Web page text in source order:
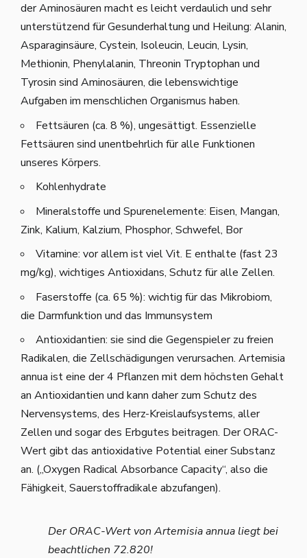
der Aminosäuren macht es leicht verdaulich und sehr
unterstützend für Gesunderhaltung und Heilung: Alanin,
Asparaginsäure, Cystein, Isoleucin, Leucin, Lysin,
Methionin, Phenylalanin, Threonin Tryptophan und
Tyrosin sind Aminosäuren, die lebenswichtige
Aufgaben im menschlichen Organismus haben.
Fettsäuren (ca. 8 %), ungesättigt. Essenzielle
Fettsäuren sind unentbehrlich für alle Funktionen
unseres Körpers.
Kohlenhydrate
Mineralstoffe und Spurenelemente: Eisen, Mangan,
Zink, Kalium, Kalzium, Phosphor, Schwefel, Bor
Vitamine: vor allem ist viel Vit. E enthalte (fast 23
mg/kg), wichtiges Antioxidans, Schutz für alle Zellen.
Faserstoffe (ca. 65 %): wichtig für das Mikrobiom,
die Darmfunktion und das Immunsystem
Antioxidantien: sie sind die Gegenspieler zu freien
Radikalen, die Zellschädigungen verursachen. Artemisia
annua ist eine der 4 Pflanzen mit dem höchsten Gehalt
an Antioxidantien und kann daher zum Schutz des
Nervensystems, des Herz-Kreislaufsystems, aller
Zellen und sogar des Erbgutes beitragen. Der ORAC-
Wert gibt das antioxidative Potential einer Substanz
an. („Oxygen Radical Absorbance Capacity“, also die
Fähigkeit, Sauerstoffradikale abzufangen).
Der ORAC-Wert von Artemisia annua liegt bei
beachtlichen 72.820!